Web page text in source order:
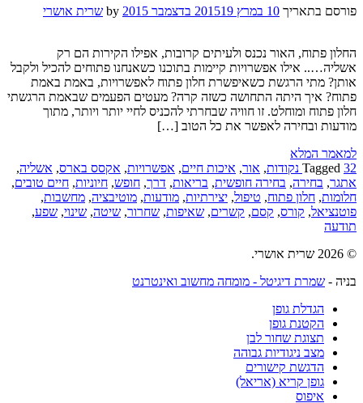
פורסם בתאריך 10 במרץ 2015 19 בדצמבר 2015 שרית אושרי
החלון פתוח, האור נכנס ולעיתים קרובות, אפילו הקירות הם רק
אשליה….. אילו אפשרויות קיימות בתוכנו כשאנחנו פתוחים להכיל ולקבל
אותן? מתי הרגשת כשאיפשרת חלון פתוח לאפשרויות, באמת באמת
פתוח? איך היתה התחושה כשזה קרה? מעטים הפעמים שבאמת הרגשתי
חלון פתוח ומוחלט. זו חוויה שבחרתי להכניס לחיי יותר ויותר, מתוך
מודעות ובחירה לאפשר את כל הטוב […]
למאמר המלא
Tagged 32 נקודות , אור, איכות חיים, אפשרויות, אקסס בארס, אשליה,
אתגר, בחירה, בחירה חופשית, בריאות, דרך, חופש, חיוניות, חיים טובים,
חלומות, חלון פתוח, טיפול, יצירתיות, מודעות, מוטיבציה, מחשבות,
פוטנציאל, קורס, קסם, קשרים, שאיפות, שחרור, שיטה, שינוי, שפע,
תודעה
© 2026 שרית אושרי.
בניה - שמרת דיגיטל - מומחה מחשוב ואינטרנט
הגדלת גופן
הקטנת גופן
תצוגת שחור לבן
מצב ניגודיות גבוהה
הדגשת קישורים
גופן קריא (אריאל)
איפוס